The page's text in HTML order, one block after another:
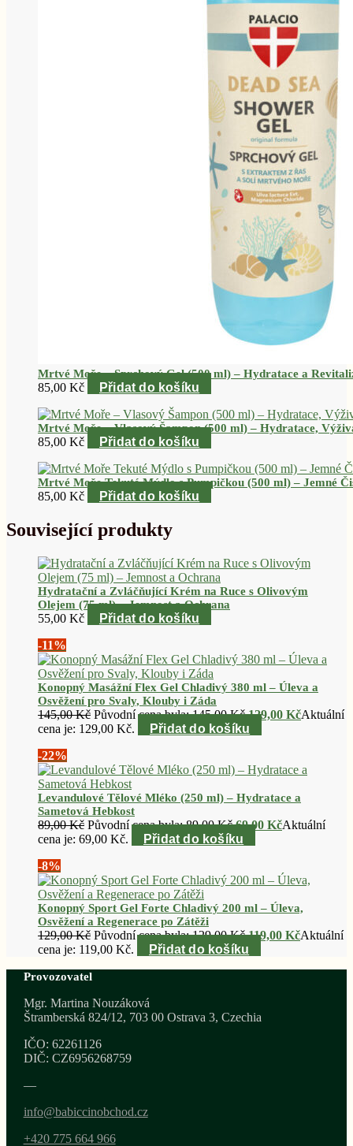
Mrtvé Moře – Sprchový Gel (500 ml) – Hydratace a
85,00 Kč Přidat do košíku
Mrtvé Moře – Vlasový Šampon (500 ml) – Hydratace,
85,00 Kč Přidat do košíku
Mrtvé Moře Tekuté Mýdlo s Pumpičkou (500 ml) – Jemné
85,00 Kč Přidat do košíku
Související produkty
Hydratační a Zvláčňující Krém na Ruce s Olivovým
Olejem (75 ml) – Jemnost a Ochrana
55,00 Kč
Přidat do košíku
-11%
Konopný Masážní Flex Gel Chladivý 380 ml – Úleva a
Osvěžení pro Svaly, Klouby i Záda
145,00Kč Původní cena byla: 145,00 Kč.129,00 KčAktuální
cena je: 129,00 Kč.
Přidat do košíku
-22%
Levandulové Tělové Mléko (250 ml) – Hydratace a
Sametová Hebkost
89,00Kč Původní cena byla: 89,00 Kč.69,00 KčAktuální
cena je: 69,00 Kč.
Přidat do košíku
-8%
Konopný Sport Gel Forte Chladivý 200 ml – Úleva,
Osvěžení a Regenerace po Zátěži
129,00Kč Původní cena byla: 129,00 Kč.119,00 KčAktuální
cena je: 119,00 Kč.
Přidat do košíku
Provozovatel
Mgr. Martina Nouzáková
Štramberská 824/12, 703 00 Ostrava 3, Czechia
IČO: 62261126
DIČ: CZ6956268759
—
info@babiccinobchod.cz
+420 775 664 966